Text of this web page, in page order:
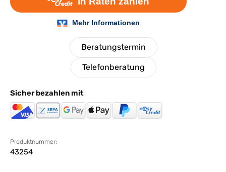
Beratungstermin
Telefonberatung
Sicher bezahlen mit
Produktnummer:
43254